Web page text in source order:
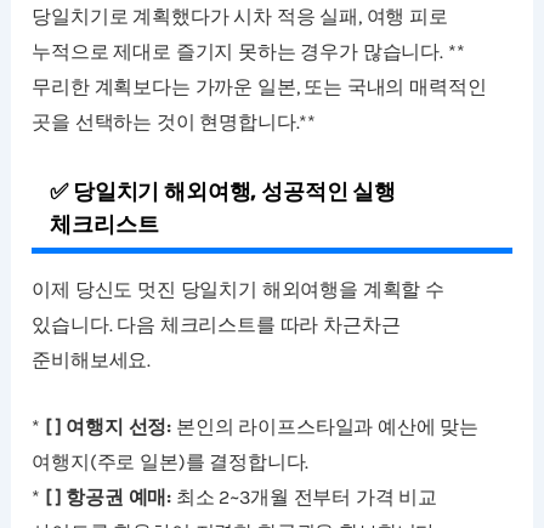
당일치기로 계획했다가 시차 적응 실패, 여행 피로
누적으로 제대로 즐기지 못하는 경우가 많습니다. **
무리한 계획보다는 가까운 일본, 또는 국내의 매력적인
곳을 선택하는 것이 현명합니다.**
✅ 당일치기 해외여행, 성공적인 실행
체크리스트
이제 당신도 멋진 당일치기 해외여행을 계획할 수
있습니다. 다음 체크리스트를 따라 차근차근
준비해보세요.
* [ ] 여행지 선정: 본인의 라이프스타일과 예산에 맞는
여행지(주로 일본)를 결정합니다.
* [ ] 항공권 예매: 최소 2~3개월 전부터 가격 비교